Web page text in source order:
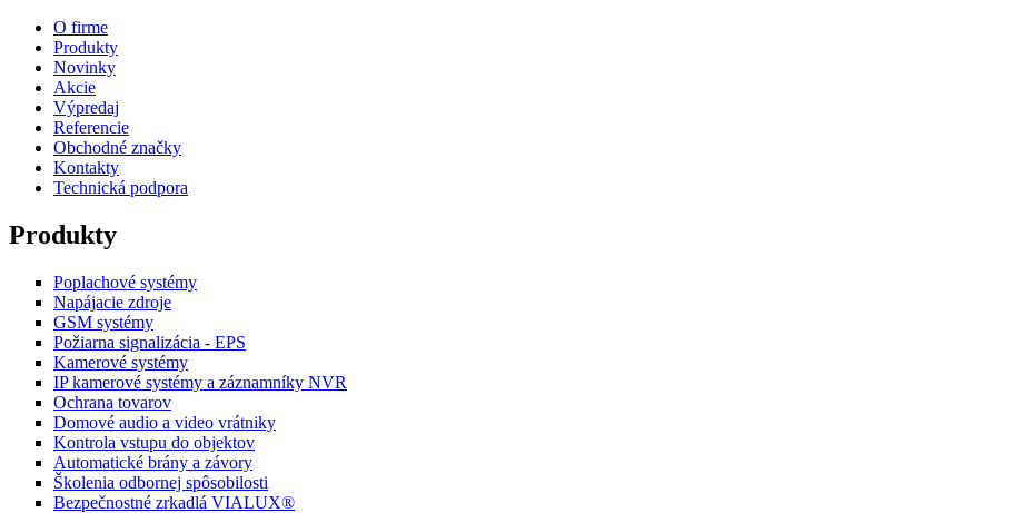
O firme
Produkty
Novinky
Akcie
Výpredaj
Referencie
Obchodné značky
Kontakty
Technická podpora
Produkty
Poplachové systémy
Napájacie zdroje
GSM systémy
Požiarna signalizácia - EPS
Kamerové systémy
IP kamerové systémy a záznamníky NVR
Ochrana tovarov
Domové audio a video vrátniky
Kontrola vstupu do objektov
Automatické brány a závory
Školenia odbornej spôsobilosti
Bezpečnostné zrkadlá VIALUX®